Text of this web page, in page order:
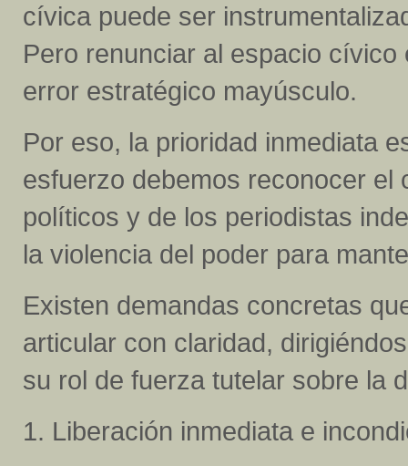
cívica puede ser
Pero renunciar al espacio
error estratégico mayúsculo.
Por eso, la prioridad inmediata
esfuerzo debemos reconocer el
políticos y de los periodistas
la violencia del poder para
Existen demandas concretas
articular con claridad,
su rol de fuerza tutelar sobre la
1. Liberación inmediata e